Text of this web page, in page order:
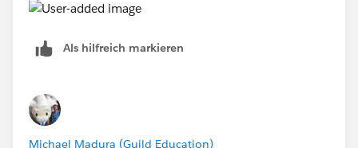
Als hilfreich markieren
Michael Madura (Guild Education)